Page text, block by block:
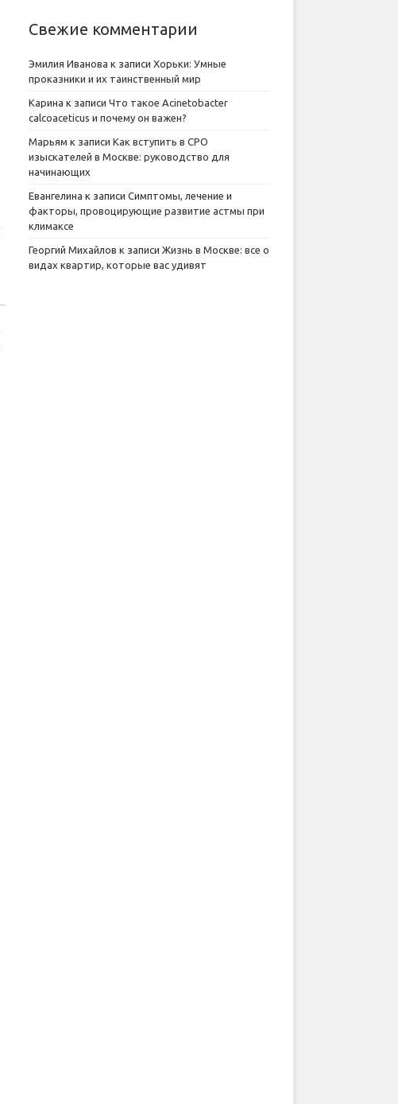
Свежие комментарии
Эмилия Иванова к записи Хорьки: Умные
проказники и их таинственный мир
Карина к записи Что такое Acinetobacter
calcoaceticus и почему он важен?
Марьям к записи Как вступить в СРО
изыскателей в Москве: руководство для
начинающих
Евангелина к записи Симптомы, лечение и
факторы, провоцирующие развитие астмы при
климаксе
Георгий Михайлов к записи Жизнь в Москве: все о
видах квартир, которые вас удивят